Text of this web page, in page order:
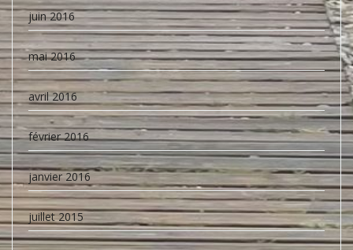
juin 2016
mai 2016
avril 2016
février 2016
janvier 2016
juillet 2015